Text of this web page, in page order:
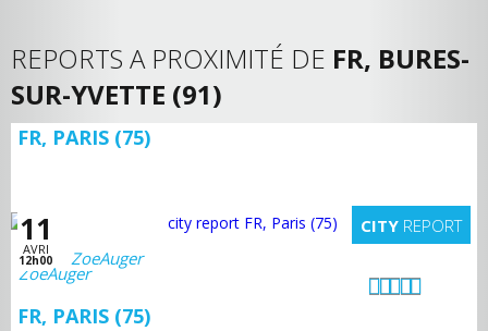
REPORTS A PROXIMITÉ DE FR, BURES-
SUR-YVETTE (91)
FR, PARIS (75)
11
AVRI
12h00
CITY REPORT
ZoeAuger
FR, PARIS (75)